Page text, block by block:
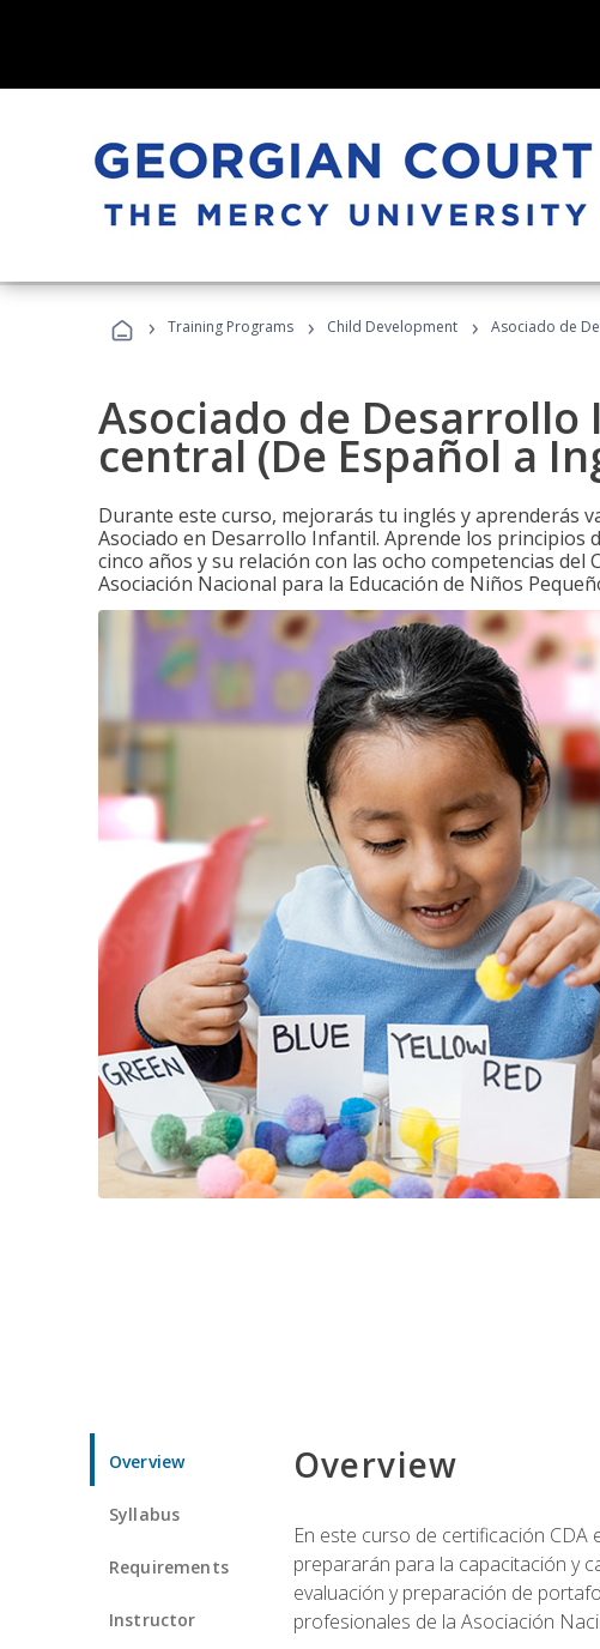
› Training Programs › Child Development › Asociado de
Asociado de Desarrollo
central (De Español a
Durante este curso, mejorarás tu inglés y aprenderás
Asociado en Desarrollo Infantil. Aprende los
cinco años y su relación con las ocho competencias
Asociación Nacional para la Educación de Niños
Overview
Syllabus
Requirements
Instructor
Overview
En este curso de certificación
prepararán para la capacitación y
evaluación y preparación de
profesionales de la Asociación